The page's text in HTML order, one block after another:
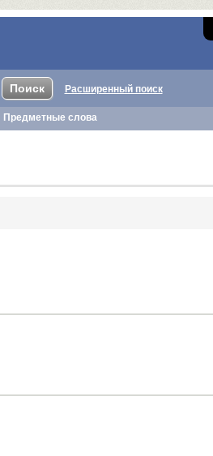
Расширенный поиск
Предметные слова